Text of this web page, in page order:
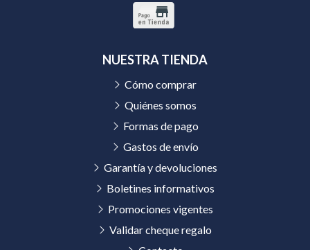
NUESTRA TIENDA
Cómo comprar
Quiénes somos
Formas de pago
Gastos de envío
Garantía y devoluciones
Boletines informativos
Promociones vigentes
Validar cheque regalo